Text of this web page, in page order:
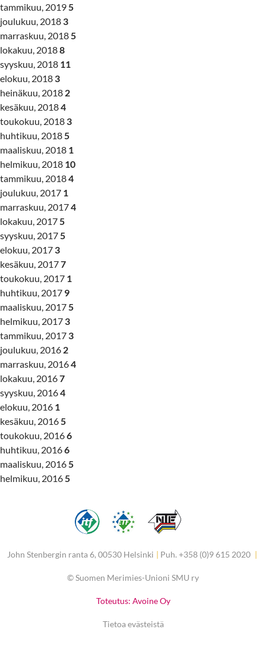
tammikuu, 20195
joulukuu, 2018 3
marraskuu, 20185
lokakuu, 20188
syyskuu, 2018 11
elokuu, 2018 3
heinäkuu, 2018 2
kesäkuu, 20184
toukokuu, 2018 3
huhtikuu, 20185
maaliskuu, 2018 1
helmikuu, 2018 10
tammikuu, 20184
joulukuu, 2017 1
marraskuu, 20174
lokakuu, 20175
syyskuu, 20175
elokuu, 2017 3
kesäkuu, 20177
toukokuu, 2017 1
huhtikuu, 2017 9
maaliskuu, 20175
helmikuu, 2017 3
tammikuu, 2017 3
joulukuu, 2016 2
marraskuu, 20164
lokakuu, 20167
syyskuu, 20164
elokuu, 2016 1
kesäkuu, 20165
toukokuu, 20166
huhtikuu, 20166
maaliskuu, 20165
helmikuu, 20165
John Stenbergin ranta 6, 00530 Helsinki | Puh. +358 (0)9 615 2020 |
©Suomen Merimies-Unioni SMU ry
Toteutus: Avoine Oy
Tietoa evästeistä